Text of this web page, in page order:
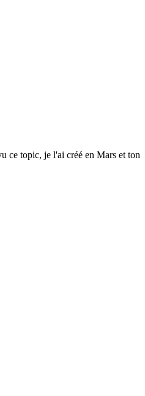
ce topic, je l'ai créé en Mars et ton